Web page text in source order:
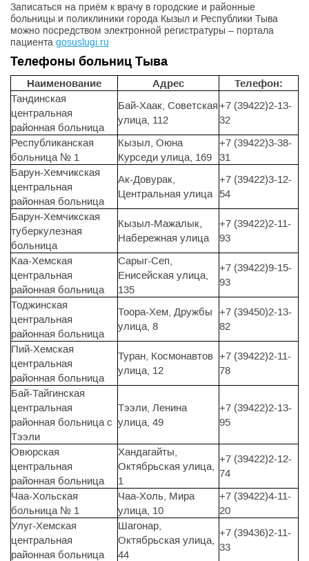
Записаться на приём к врачу в городские и районные
больницы и поликлиники города Кызыл и Республики Тыва
можно посредством электронной регистратуры – портала
пациента gosuslugi.ru
Телефоны больниц Тыва
Наименование Адрес
Телефон:
Тандинская
центральная
районная больница
Бай-Хаак, Советская
улица, 112
+7 (39422)2-13-
32
Республиканская
больница № 1
Кызыл, Оюна
Курседи улица, 169
+7 (39422)3-38-
31
Барун-Хемчикская
центральная
районная больница
Ак-Довурак,
Центральная улица
+7 (39422)3-12-
54
Барун-Хемчикская
туберкулезная
больница
Кызыл-Мажалык,
Набережная улица
+7 (39422)2-11-
93
Каа-Хемская
центральная
районная больница
Сарыг-Сеп,
Енисейская улица,
135
+7 (39422)9-15-
93
Тоджинская
центральная
районная больница
Тоора-Хем, Дружбы
улица, 8
+7 (39450)2-13-
82
Пий-Хемская
центральная
районная больница
Туран, Космонавтов
улица, 12
+7 (39422)2-11-
78
Бай-Тайгинская
центральная
районная больница с
Тээли
Тээли, Ленина
улица, 49
+7 (39422)2-13-
95
Овюрская
центральная
районная больница
Хандагайты,
Октябрьская улица,
1
+7 (39422)2-12-
74
Чаа-Хольская
больница № 1
Чаа-Холь, Мира
улица, 10
+7 (39422)4-11-
20
Улуг-Хемская
центральная
районная больница
Шагонар,
Октябрьская улица,
44
+7 (39436)2-11-
33